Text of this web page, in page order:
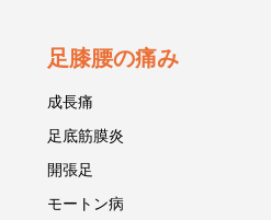
足膝腰の痛み
成長痛
足底筋膜炎
開張足
モートン病